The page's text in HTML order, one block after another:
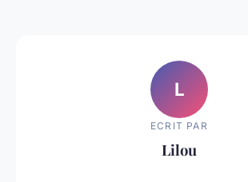
L
ECRIT PAR
Lilou